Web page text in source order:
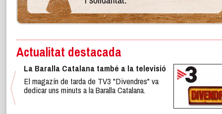
Actualitat destacada
La Baralla Catalana també a la televisió
El magazín de tarda de TV3 "Divendres" va
dedicar uns minuts a la Baralla Catalana.